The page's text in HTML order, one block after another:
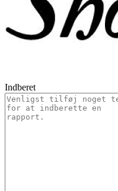
Indberet